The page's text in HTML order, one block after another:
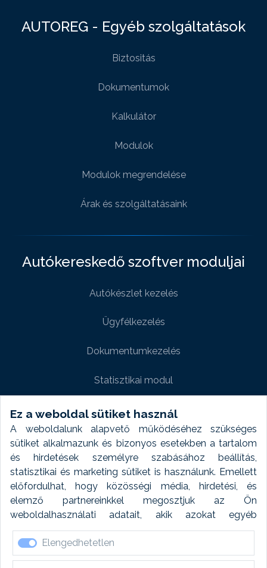
Ez a weboldal sütiket használ
A weboldalunk alapvető működéséhez szükséges
sütiket alkalmazunk és bizonyos esetekben a tartalom
és hirdetések személyre szabásához beállítás,
statisztikai és marketing sütiket is használunk. Emellett
előfordulhat, hogy közösségi média, hirdetési, és
elemző partnereinkkel megosztjuk az Ön
weboldalhasználati adatait, akik azokat egyéb
forrásokból gyűjtött adatokkal kombinálhatják. A sütik
elfogadásával kapcsolatosan naplózást végzünk és
ezen adatokat 6 hónap után automatikusan töröljük. A
Elengedhetetlen
AUTOREG - Egyéb szolgáltatások
Biztositás
Dokumentumok
Kalkulátor
Modulok
Modulok megrendelése
Árak és szolgáltatásaink
Autókereskedő szoftver moduljai
Autókészlet kezelés
Ügyfélkezelés
Dokumentumkezelés
Statisztikai modul
Weboldal modul
Fényképtár extra modul
Autómosó modul
Feladatütemezés